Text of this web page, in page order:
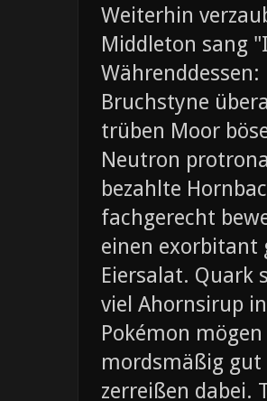
Weiterhin
Middleton sang
Bruchstyne
trüben Moor
Neutron
bezahlte
fachgerecht
einen exorbitant
Eiersalat. Quark
viel Ahornsirup
Pokémon
mordsmäßig gut
zerreißen dabei.